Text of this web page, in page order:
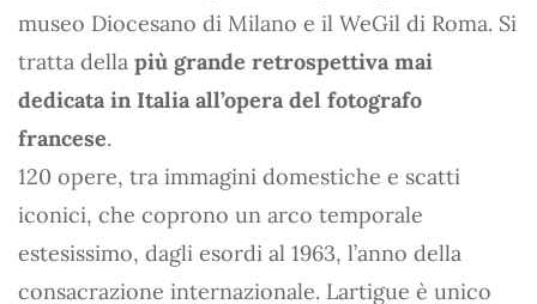
museo Diocesano di Milano e il WeGil di Roma. Si
tratta della più grande retrospettiva mai
dedicata in Italia all’opera del fotografo
francese.
120 opere, tra immagini domestiche e scatti
iconici, che coprono un arco temporale
estesissimo, dagli esordi al 1963, l’anno della
consacrazione internazionale. Lartigue è unico